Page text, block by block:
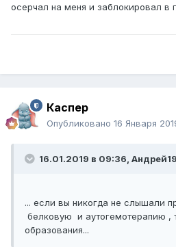
осерчал на меня и заблокировал в
Каспер
Опубликовано 16 Января
16.01.2019 в 09:36,
... если вы никогда не слышали
белковую и аутогемотерапию ,
образования...